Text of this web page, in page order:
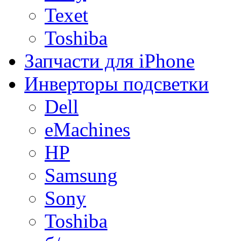
Texet
Toshiba
Запчасти для iPhone
Инверторы подсветки
Dell
eMachines
HP
Samsung
Sony
Toshiba